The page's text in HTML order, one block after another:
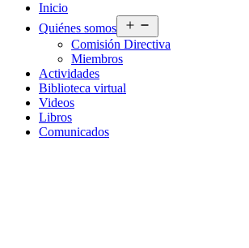
Inicio
Quiénes somos
el
menú
Comisión Directiva
Miembros
Actividades
Biblioteca virtual
Videos
Libros
Comunicados